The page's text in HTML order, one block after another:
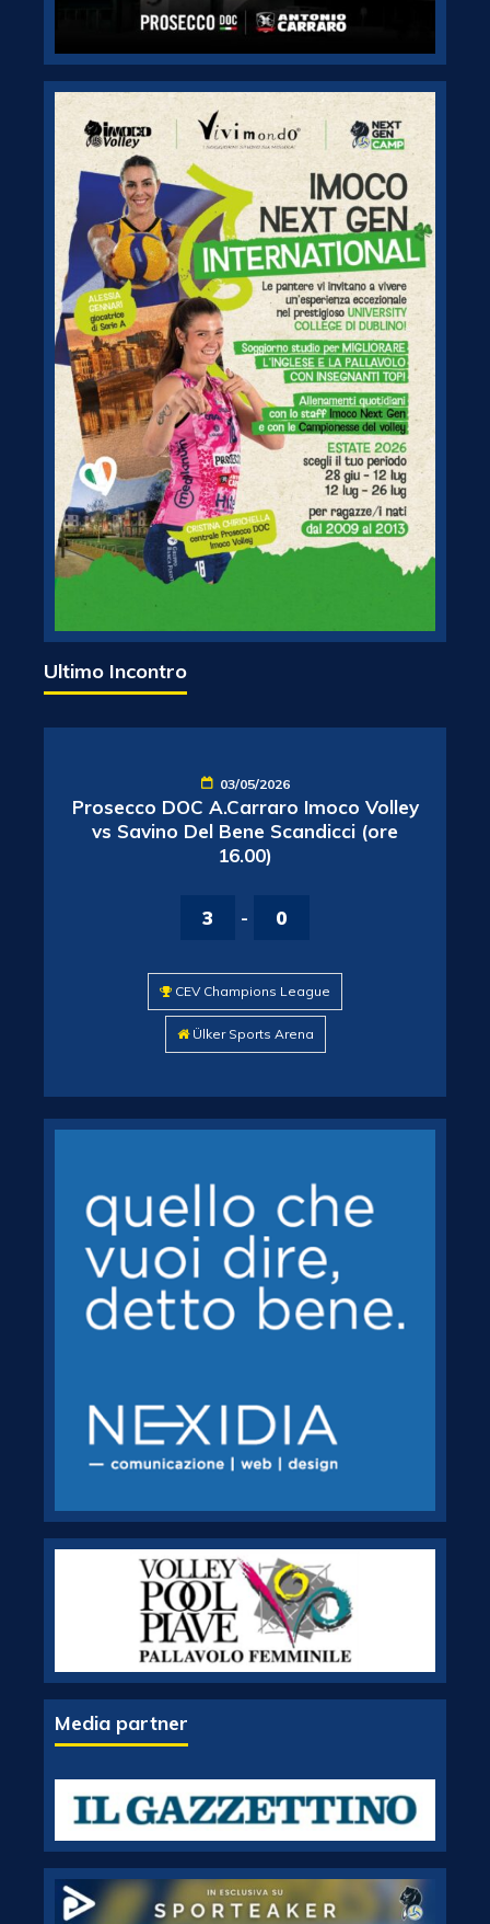
Ultimo Incontro
03/05/2026
Prosecco DOC A.Carraro Imoco Volley
vs Savino Del Bene Scandicci (ore
16.00)
3 - 0
CEV Champions League
Ülker Sports Arena
Media partner